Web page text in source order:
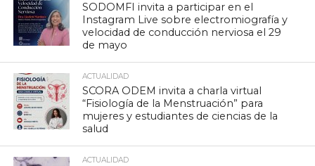
SODOMFI invita a participar en el
Instagram Live sobre electromiografía y
velocidad de conducción nerviosa el 29
de mayo
ACTUALIDAD
SCORA ODEM invita a charla virtual
“Fisiología de la Menstruación” para
mujeres y estudiantes de ciencias de la
salud
ACTUALIDAD